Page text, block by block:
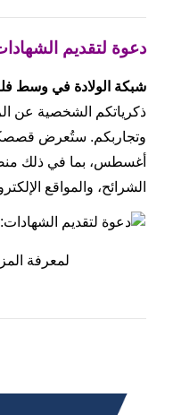
دعوة لتقديم
شبكة الولادة في وسط
ذكرياتكم الشخصية عن
وتجاربكم. ستُعرض
أغسطس، بما في ذلك
الشرائح، والمواقع
لمعرفة